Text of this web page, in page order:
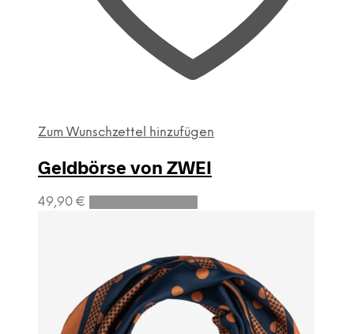
Zum Wunschzettel hinzufügen
Geldbörse von ZWEI
49,90 €